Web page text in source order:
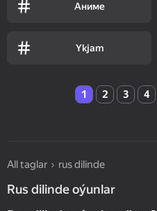
Аниме
Ykjam
1 2 3 4
All taglar rus dilinde
Rus dilinde oýunlar